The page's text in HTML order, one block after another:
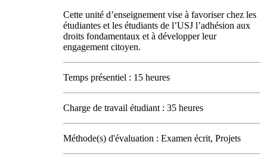
Cette unité d’enseignement vise à favoriser chez les
étudiantes et les étudiants de l’USJ l’adhésion aux
droits fondamentaux et à développer leur
engagement citoyen.
Temps présentiel : 15 heures
Charge de travail étudiant : 35 heures
Méthode(s) d'évaluation : Examen écrit, Projets